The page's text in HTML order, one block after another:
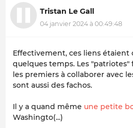
Tristan Le Gall
04 janvier 2024 à 00:49:48
Effectivement, ces liens étaient
quelques temps. Les
les premiers à collaborer avec
sont aussi des fachos.
Il y a quand même une petite
Washingto(...)